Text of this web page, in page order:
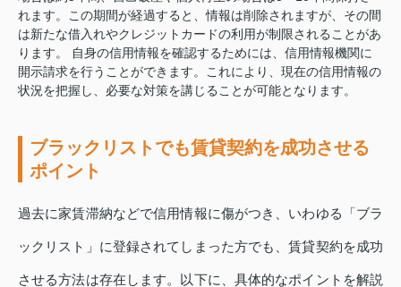
れます。この期間が経過すると、情報は削除されますが、その間
は新たな借入れやクレジットカードの利用が制限されることがあ
ります。 自身の信用情報を確認するためには、信用情報機関に
開示請求を行うことができます。これにより、現在の信用情報の
状況を把握し、必要な対策を講じることが可能となります。
ブラックリストでも賃貸契約を成功させる
ポイント
過去に家賃滞納などで信用情報に傷がつき、いわゆる「ブラ
ックリスト」に登録されてしまった方でも、賃貸契約を成功
させる方法は存在します。以下に、具体的なポイントを解説